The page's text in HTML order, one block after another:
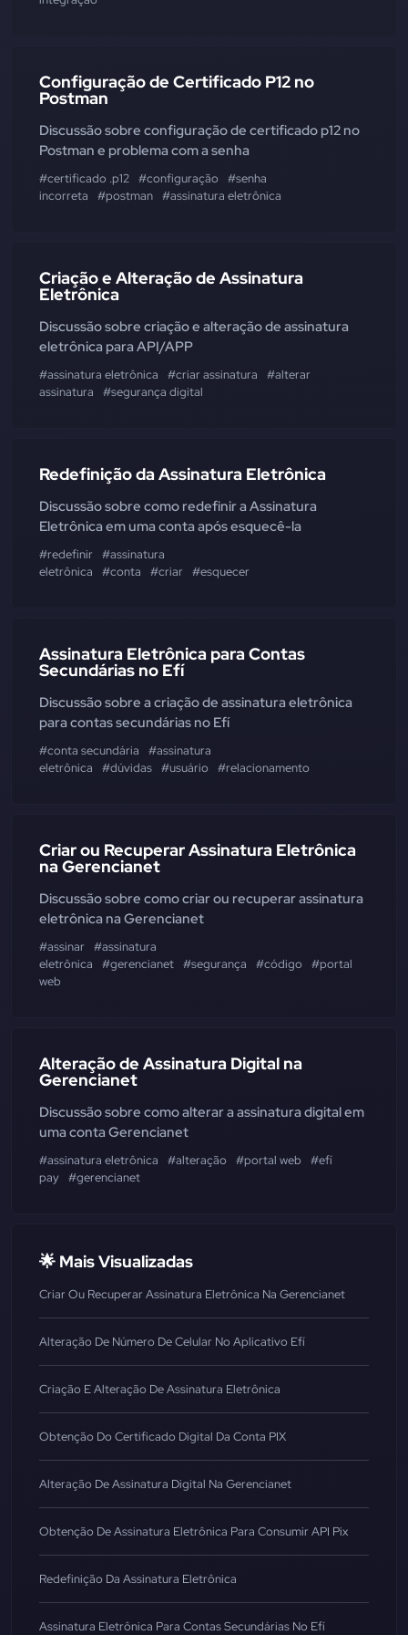
Configuração de Certificado P12 no
Postman
Discussão sobre configuração de certificado p12 no
Postman e problema com a senha
#certificado .p12 #configuração
#senha
incorreta
#postman #assinatura eletrônica
Criação e Alteração de Assinatura
Eletrônica
Discussão sobre criação e alteração de assinatura
eletrônica para API/APP
#assinatura eletrônica #criar assinatura
#alterar
assinatura
#segurança digital
Redefinição da Assinatura Eletrônica
Discussão sobre como redefinir a Assinatura
Eletrônica em uma conta após esquecê-la
#redefinir
#assinatura
eletrônica
#conta #criar #esquecer
Assinatura Eletrônica para Contas
Secundárias no Efí
Discussão sobre a criação de assinatura eletrônica
para contas secundárias no Efí
#conta secundária
#assinatura
eletrônica
#dúvidas #usuário #relacionamento
Criar ou Recuperar Assinatura Eletrônica
na Gerencianet
Discussão sobre como criar ou recuperar assinatura
eletrônica na Gerencianet
#assinar
#assinatura
eletrônica
#gerencianet #segurança #código
#portal
web
Alteração de Assinatura Digital na
Gerencianet
Discussão sobre como alterar a assinatura digital em
uma conta Gerencianet
#assinatura eletrônica #alteração #portal web
#efí
pay #gerencianet
🌟 Mais Visualizadas
Criar Ou Recuperar Assinatura Eletrônica Na Gerencianet
Alteração De Número De Celular No Aplicativo Efí
Criação E Alteração De Assinatura Eletrônica
Obtenção Do Certificado Digital Da Conta PIX
Alteração De Assinatura Digital Na Gerencianet
Obtenção De Assinatura Eletrônica Para Consumir API Pix
Redefinição Da Assinatura Eletrônica
Assinatura Eletrônica Para Contas Secundárias No Efí